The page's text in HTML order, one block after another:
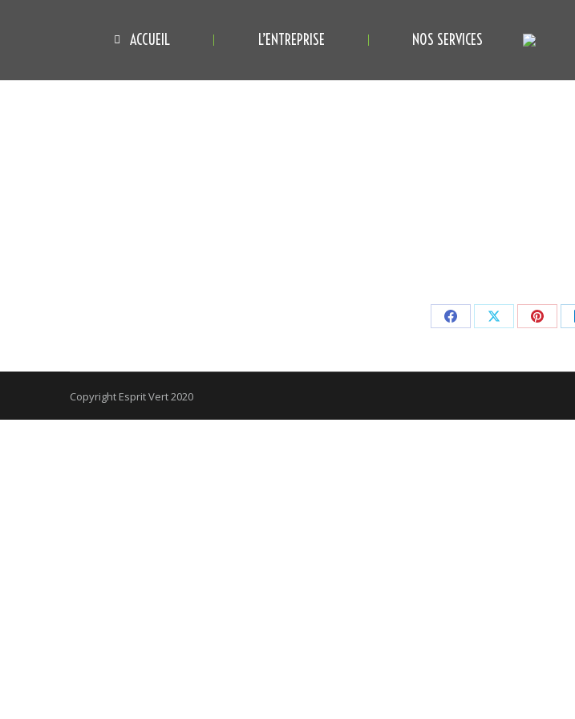
ACCUEIL L’ENTREPRISE NOS SERVICES
Partager
Facebook
Partager
X
Copyright Esprit Vert 2020